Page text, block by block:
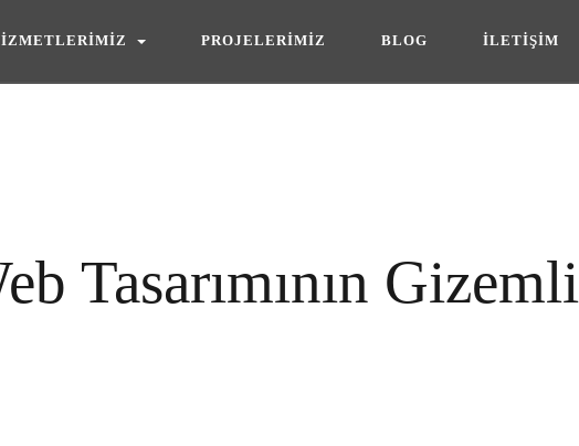
İZMETLERİMİZ
PROJELERİMİZ
BLOG
İLETİŞİM
Tasarımının Gizemli